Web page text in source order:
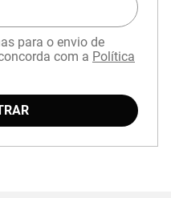
para o envio de
com a Política